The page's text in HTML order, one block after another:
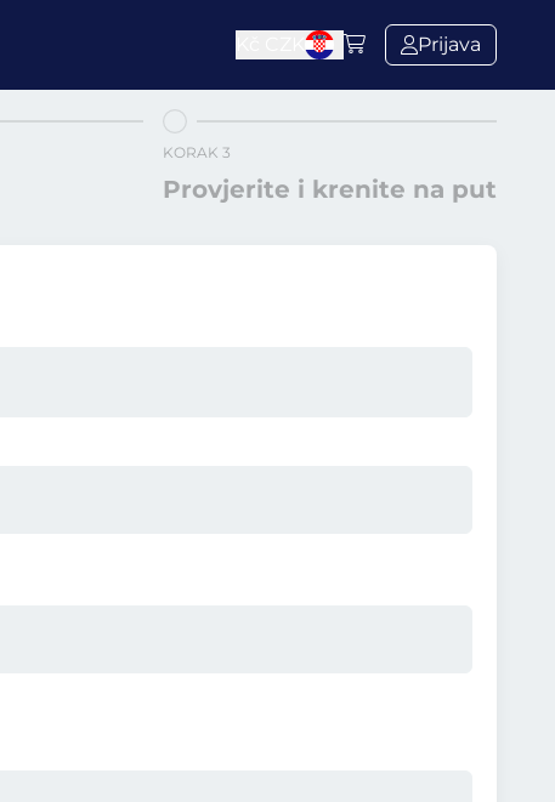
Prijava
KORAK 3
Provjerite i krenite na put